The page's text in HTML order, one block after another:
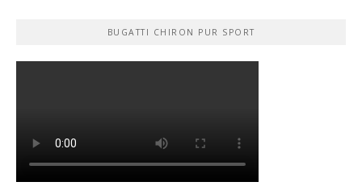
BUGATTI CHIRON PUR SPORT